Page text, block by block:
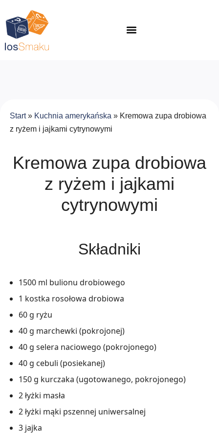
Start» Kuchnia amerykańska » Kremowa zupa drobiowa
z ryżem i jajkami cytrynowymi
Kremowa zupa drobiowa
z ryżem i jajkami
cytrynowymi
Składniki
1500 ml bulionu drobiowego
1 kostka rosołowa drobiowa
60 g ryżu
40 g marchewki (pokrojonej)
40 g selera naciowego (pokrojonego)
40 g cebuli (posiekanej)
150 g kurczaka (ugotowanego, pokrojonego)
2 łyżki masła
2 łyżki mąki pszennej uniwersalnej
3 jajka